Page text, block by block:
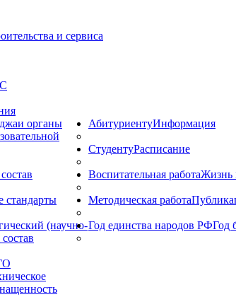
и органы
стандарты
(научно-
АбитуриентуИнформация
СтудентуРасписание
Воспитательная работаЖизнь
Методическая работа
Год единства народов РФГод